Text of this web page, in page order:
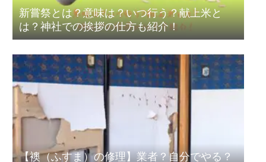
新嘗祭とは？意味は？いつ行う？献上米と
は？神社での挨拶の仕方も紹介！
【襖（ふすま）の修理】業者？自分でやる？